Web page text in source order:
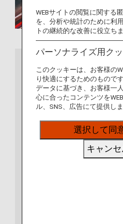
WEBサイトの閲覧に関する
を、分析や統計のために利
トの継続的な改善に役立ちま
パーソナライズ用ク
このクッキーは、お客様の
り快適にするためのもので
データに基づき、お客様一
心に合ったコンテンツを
ル、SNS、広告にて提供しま
選択して同
キャン